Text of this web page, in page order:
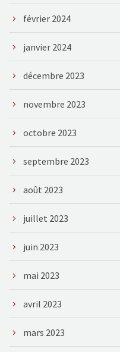
février 2024
janvier 2024
décembre 2023
novembre 2023
octobre 2023
septembre 2023
août 2023
juillet 2023
juin 2023
mai 2023
avril 2023
mars 2023